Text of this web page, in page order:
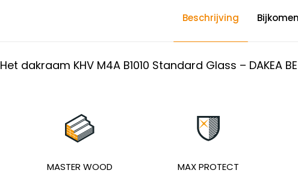
Beschrijving
Het dakraam KHV M4A B1010 Standard Glass – DAKEA
MASTER WOOD MAX PROTECT